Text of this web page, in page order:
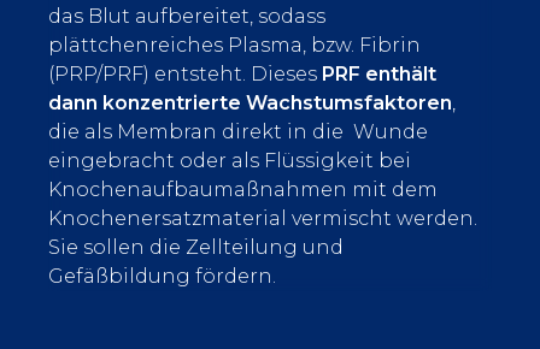
das Blut aufbereitet, sodass
plättchenreiches Plasma, bzw. Fibrin
(PRP/PRF) entsteht. Dieses PRF enthält
dann konzentrierte Wachstumsfaktoren,
die als Membran direkt in die Wunde
eingebracht oder als Flüssigkeit bei
Knochenaufbaumaßnahmen mit dem
Knochenersatzmaterial vermischt werden.
Sie sollen die Zellteilung und
Gefäßbildung fördern.